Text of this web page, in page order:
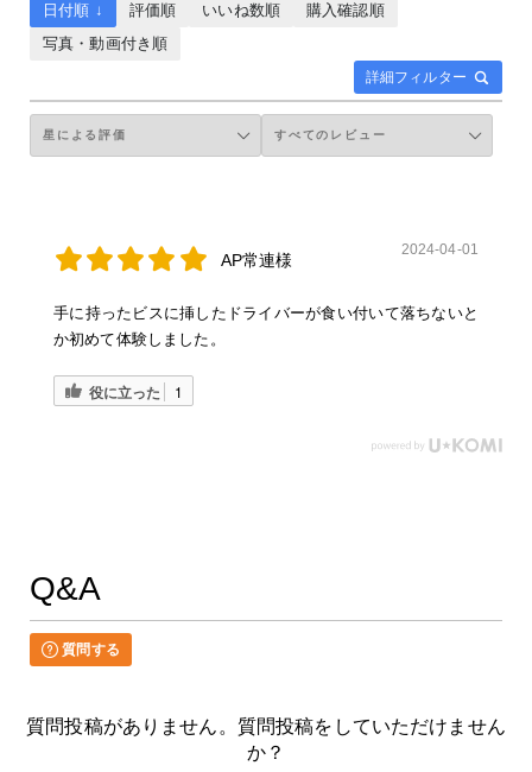
詳細フィルター
日付順 ↓ 評価順 いいね数順
購入確認順
写真・動画付き順
AP常連様
2024-04-01
手に持ったビスに挿したドライバーが食い付いて落ちないと
か初めて体験しました。
役に立った 1
Q&A
質問する
質問投稿がありません。質問投稿をしていただけません
か？